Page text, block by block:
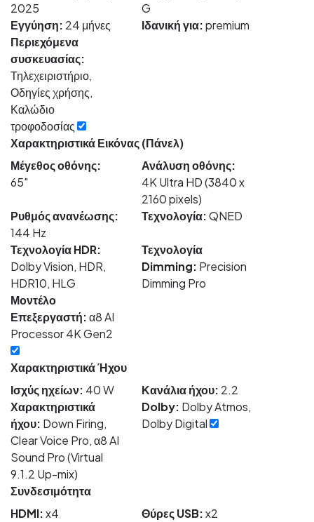
2025
G
Εγγύηση: 24 μήνες Ιδανική για:premium
Περιεχόμενα
συσκευασίας:
Τηλεχειριστήριο,
Οδηγίες χρήσης,
Καλώδιο
τροφοδοσίας
Χαρακτηριστικά Εικόνας (Πάνελ)
Μέγεθος οθόνης:
65"
Ανάλυση οθόνης:
4K Ultra HD (3840 x
2160 pixels)
Ρυθμός ανανέωσης:
144 Hz
Τεχνολογία:QNED
Τεχνολογία HDR:
Dolby Vision, HDR,
HDR10, HLG
Τεχνολογία
Dimming: Precision
Dimming Pro
Μοντέλο
Επεξεργαστή:α8 AI
Processor 4K Gen2
Χαρακτηριστικά Ήχου
Ισχύς ηχείων: 40 W Κανάλια ήχου: 2.2
Χαρακτηριστικά
ήχου: Down Firing,
Clear Voice Pro, α8 AI
Sound Pro (Virtual
9.1.2 Up-mix)
Dolby: Dolby Atmos,
Dolby Digital
Συνδεσιμότητα
HDMI:x4 Θύρες USB:x2